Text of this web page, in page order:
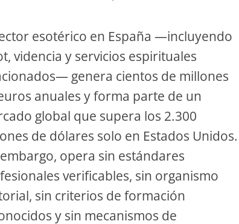
esotérico en España —incluyendo
videncia y servicios espirituales
genera cientos de millones
anuales y forma parte de un
global que supera los 2.300
de dólares solo en Estados Unidos.
opera sin estándares
verificables, sin organismo
sin criterios de formación
y sin mecanismos de